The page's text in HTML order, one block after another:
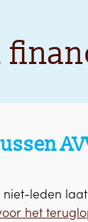
leden
het